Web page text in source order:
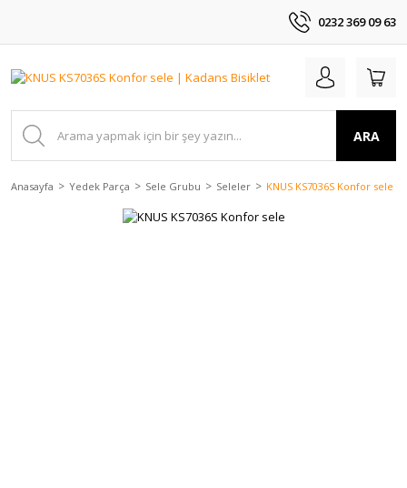
0232 369 09 63
ARA
Anasayfa Yedek Parça Sele Grubu Seleler KNUS KS7036S Konfor sele